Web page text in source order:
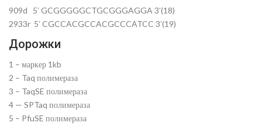
909d 5′ GCGGGGGCTGCGGGAGGA 3′(18)
2933r 5′ CGCCACGCCACGCCCATCC 3′(19)
Дорожки
1 – маркер 1kb
2 – Taq полимераза
3 – TaqSE полимераза
4 — SPTaq полимераза
5 – PfuSE полимераза